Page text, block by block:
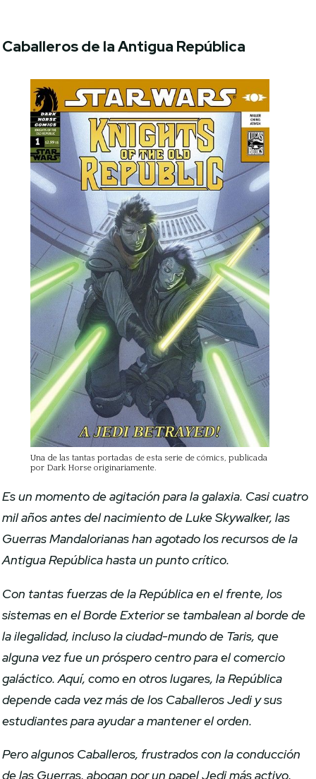
Caballeros de la Antigua República
Una de las tantas portadas de esta serie de cómics, publicada
por Dark Horse originariamente.
Es un momento de agitación para la galaxia. Casi cuatro
mil años antes del nacimiento de Luke Skywalker, las
Guerras Mandalorianas han agotado los recursos de la
Antigua República hasta un punto crítico.
Con tantas fuerzas de la República en el frente, los
sistemas en el Borde Exterior se tambalean al borde de
la ilegalidad, incluso la ciudad-mundo de Taris, que
alguna vez fue un próspero centro para el comercio
galáctico. Aquí, como en otros lugares, la República
depende cada vez más de los Caballeros Jedi y sus
estudiantes para ayudar a mantener el orden.
Pero algunos Caballeros, frustrados con la conducción
de las Guerras, abogan por un papel Jedi más activo,